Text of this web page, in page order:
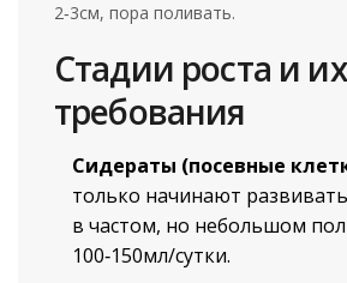
2‑3см, пора поливать.
Стадии роста и
требования
Сидераты (посевные
только начинают
в частом, но небольшом
100‑150мл/сутки.